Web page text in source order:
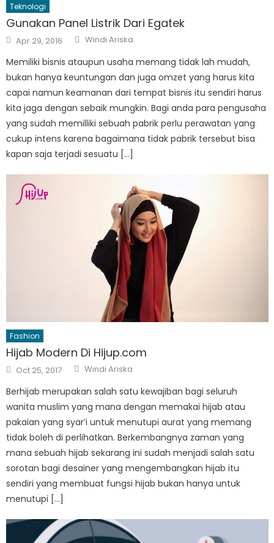
Teknologi
Gunakan Panel Listrik Dari Egatek
Posted
on
Apr 29, 2016 Author
Windi Ariska
Memiliki bisnis ataupun usaha memang tidak lah mudah,
bukan hanya keuntungan dan juga omzet yang harus kita
capai namun keamanan dari tempat bisnis itu sendiri harus
kita jaga dengan sebaik mungkin. Bagi anda para pengusaha
yang sudah memilliki sebuah pabrik perlu perawatan yang
cukup intens karena bagaimana tidak pabrik tersebut bisa
kapan saja terjadi sesuatu […]
Fashion
Hijab Modern Di Hijup.com
Posted
on
Oct 25, 2017 Author
Windi Ariska
Berhijab merupakan salah satu kewajiban bagi seluruh
wanita muslim yang mana dengan memakai hijab atau
pakaian yang syar’i untuk menutupi aurat yang memang
tidak boleh di perlihatkan. Berkembangnya zaman yang
mana sebuah hijab sekarang ini sudah menjadi salah satu
sorotan bagi desainer yang mengembangkan hijab itu
sendiri yang membuat fungsi hijab bukan hanya untuk
menutupi […]